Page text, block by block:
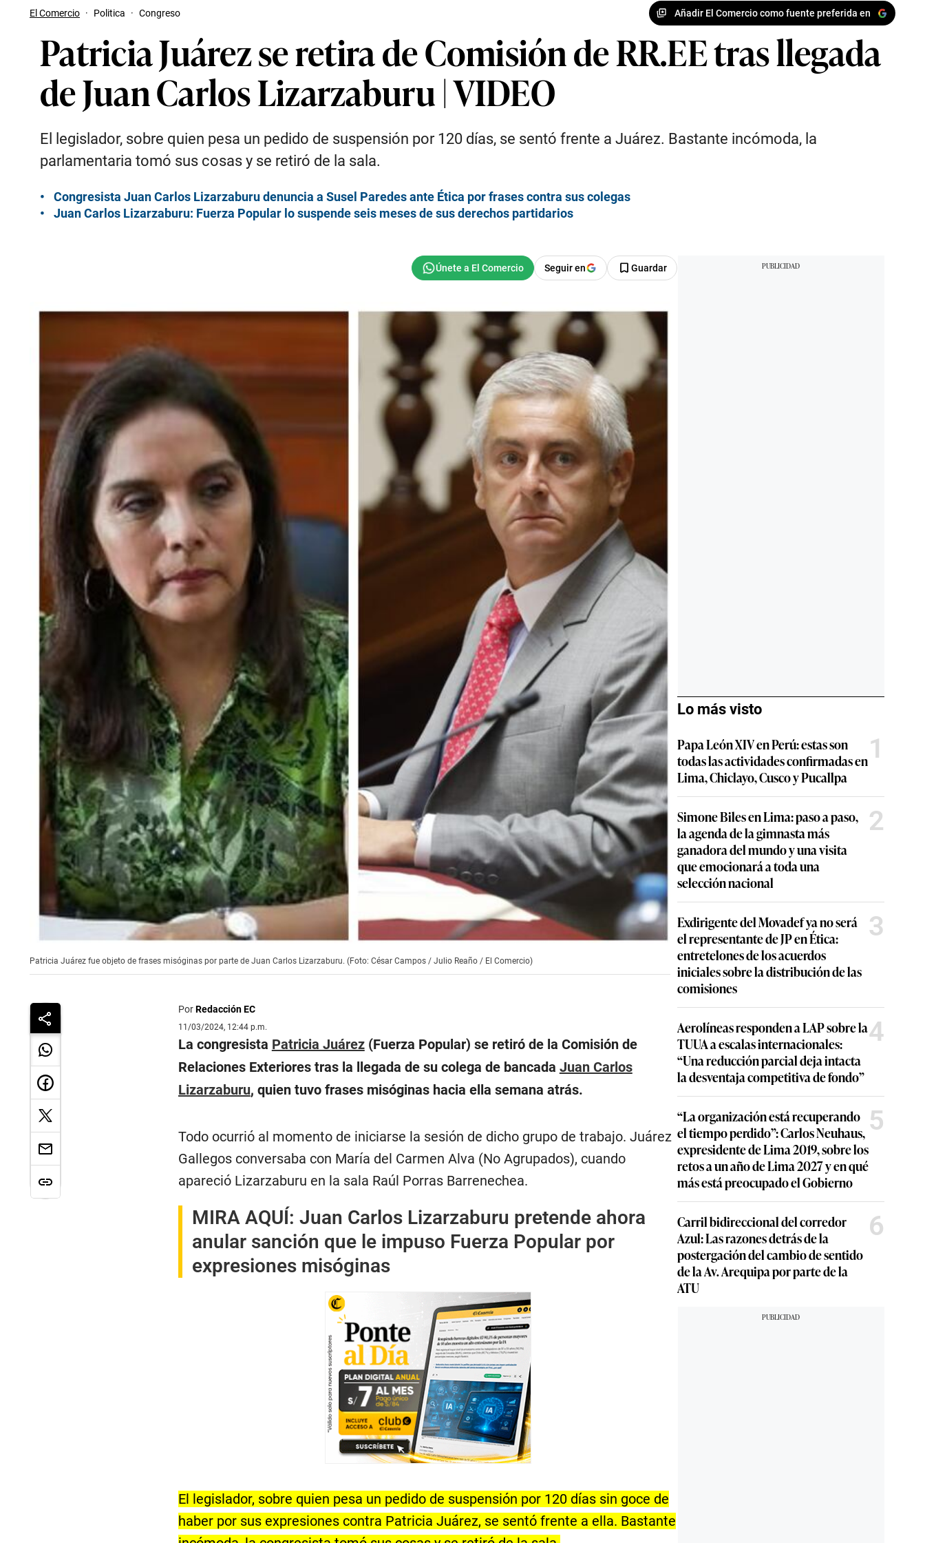
El Comercio · Politica · Congreso Añadir El Comercio como fuente preferida en
Patricia Juárez se retira de Comisión de RR.EE tras llegada
de Juan Carlos Lizarzaburu | VIDEO
El legislador, sobre quien pesa un pedido de suspensión por 120 días, se sentó frente a Juárez. Bastante incómoda, la
parlamentaria tomó sus cosas y se retiró de la sala.
Congresista Juan Carlos Lizarzaburu denuncia a Susel Paredes ante Ética por frases contra sus colegas
Juan Carlos Lizarzaburu: Fuerza Popular lo suspende seis meses de sus derechos partidarios
Seguir en Guardar
Patricia Juárez fue objeto de frases misóginas por parte de Juan Carlos Lizarzaburu. (Foto: César Campos / Julio Reaño / El Comercio)
PorRedacción EC
11/03/2024, 12:44 p.m.
La congresista Patricia Juárez(Fuerza Popular) se retiró de la Comisión de
Relaciones Exteriores tras la llegada de su colega de bancada Juan Carlos
Lizarzaburu, quien tuvo frases misóginas hacia ella semana atrás.
Todo ocurrió al momento de iniciarse la sesión de dicho grupo de trabajo. Juárez
Gallegos conversaba con María del Carmen Alva (No Agrupados), cuando
apareció Lizarzaburu en la sala Raúl Porras Barrenechea.
MIRA AQUÍ: Juan Carlos Lizarzaburu pretende ahora
anular sanción que le impuso Fuerza Popular por
expresiones misóginas
El legislador, sobre quien pesa un pedido de suspensión por 120 días sin goce de
haber por sus expresiones contra Patricia Juárez, se sentó frente a ella. Bastante
Lo más visto
Papa León XIV en Perú: estas son
todas las actividades confirmadas en
Lima, Chiclayo, Cusco y Pucallpa
1
Simone Biles en Lima: paso a paso,
la agenda de la gimnasta más
ganadora del mundo y una visita
que emocionará a toda una
selección nacional
2
Exdirigente del Movadef ya no será
el representante de JP en Ética:
entretelones de los acuerdos
iniciales sobre la distribución de las
comisiones
3
Aerolíneas responden a LAP sobre la
TUUA a escalas internacionales:
“Una reducción parcial deja intacta
la desventaja competitiva de fondo”
4
“La organización está recuperando
el tiempo perdido”: Carlos Neuhaus,
expresidente de Lima 2019, sobre los
retos a un año de Lima 2027 y en qué
más está preocupado el Gobierno
5
Carril bidireccional del corredor
Azul: Las razones detrás de la
postergación del cambio de sentido
de la Av. Arequipa por parte de la
ATU
6